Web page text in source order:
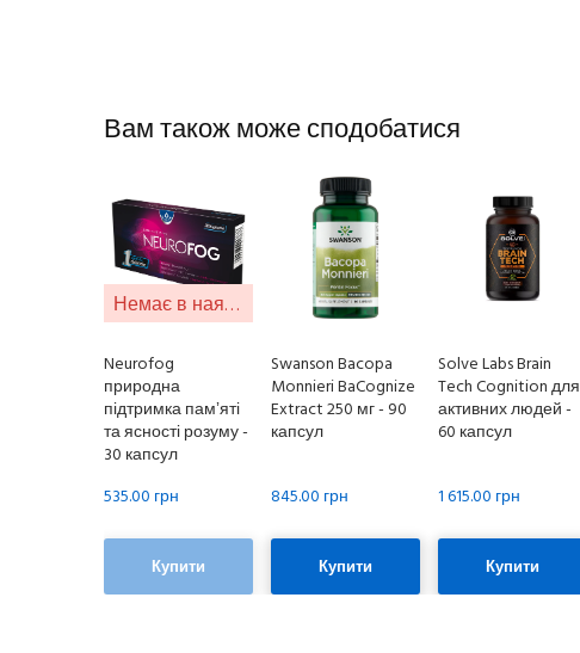
Вам також може сподобатися
Немає в наявності
Neurofog
природна
підтримка памʼяті
та ясності розуму -
30 капсул
535.00 грн
Купити
Swanson Bacopa
Monnieri BaCognize
Extract 250 мг - 90
капсул
845.00 грн
Купити
Solve Labs Brain
Tech Cognition для
активних людей -
60 капсул
1 615.00 грн
Купити